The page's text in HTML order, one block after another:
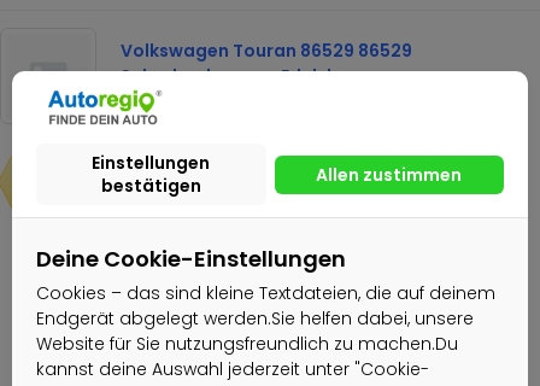
Deine Cookie-Einstellungen
Cookies – das sind kleine Textdateien, die auf deinem
Endgerät abgelegt werden.Sie helfen dabei, unsere
Website für Sie nutzungsfreundlich zu machen.Du
kannst deine Auswahl jederzeit unter "Cookie-
Volkswagen Touran 86529 86529
Schrobenhausen-Edelshausen
Kostenlos
Kostenlos
Schüchl GmbH